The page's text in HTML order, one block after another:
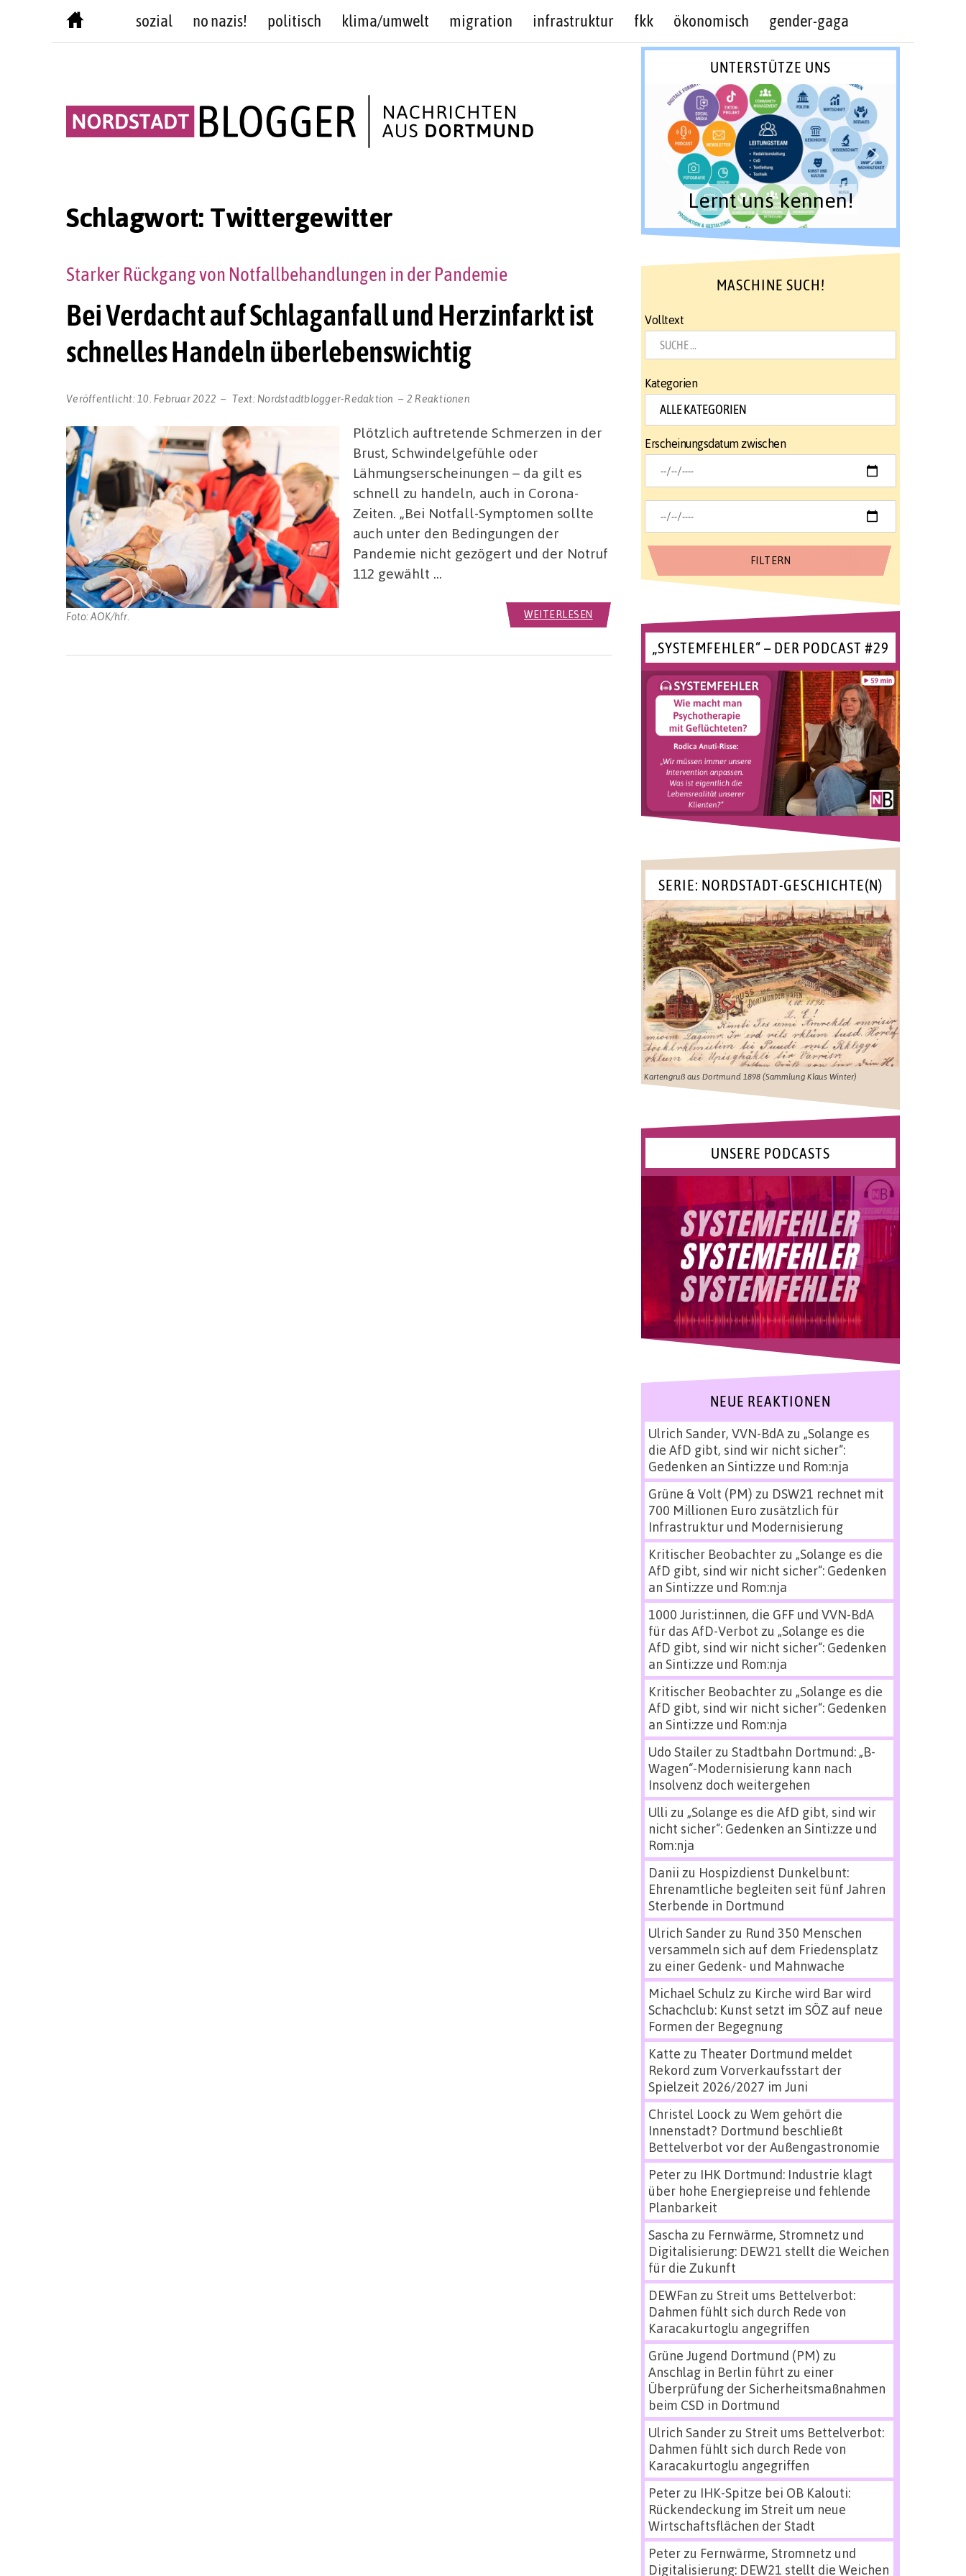
sozial no nazis! politisch klima/umwelt migration infrastruktur fkk ökonomisch gender-gaga
Schlagwort: Twittergewitter
Bei Verdacht auf Schlaganfall und Herzinfarkt ist
schnelles Handeln überlebenswichtig
Starker Rückgang von Notfallbehandlungen in der Pandemie
Veröffentlicht: 10. Februar 2022 Text: Nordstadtblogger-Redaktion 2 Reaktionen
Foto: AOK/hfr.
Plötzlich auftretende Schmerzen in der
Brust, Schwindelgefühle oder
Lähmungserscheinungen – da gilt es
schnell zu handeln, auch in Corona-
Zeiten. „Bei Notfall-Symptomen sollte
auch unter den Bedingungen der
Pandemie nicht gezögert und der Notruf
112 gewählt …
WEITERLESEN
UNTERSTÜTZE UNS
Lernt uns kennen!
MASCHINE SUCH!
Volltext
Kategorien
Erscheinungsdatum zwischen
„SYSTEMFEHLER“ – DER PODCAST #29
SERIE: NORDSTADT-GESCHICHTE(N)
Kartengruß aus Dortmund 1898 (Sammlung Klaus Winter)
UNSERE PODCASTS
NEUE REAKTIONEN
Ulrich Sander, VVN-BdAzu „Solange es
die AfD gibt, sind wir nicht sicher“:
Gedenken an Sinti:zze und Rom:nja
Grüne & Volt (PM) zu DSW21 rechnet mit
700 Millionen Euro zusätzlich für
Infrastruktur und Modernisierung
Kritischer Beobachterzu „Solange es die
AfD gibt, sind wir nicht sicher“: Gedenken
an Sinti:zze und Rom:nja
1000 Jurist:innen, die GFF und VVN-BdA
für das AfD-Verbot zu „Solange es die
AfD gibt, sind wir nicht sicher“: Gedenken
an Sinti:zze und Rom:nja
Kritischer Beobachterzu „Solange es die
AfD gibt, sind wir nicht sicher“: Gedenken
an Sinti:zze und Rom:nja
Udo Stailerzu Stadtbahn Dortmund: „B-
Wagen“-Modernisierung kann nach
Insolvenz doch weitergehen
Ulli zu „Solange es die AfD gibt, sind wir
nicht sicher“: Gedenken an Sinti:zze und
Rom:nja
Danii zu Hospizdienst Dunkelbunt:
Ehrenamtliche begleiten seit fünf Jahren
Sterbende in Dortmund
Ulrich Sanderzu Rund 350 Menschen
versammeln sich auf dem Friedensplatz
zu einer Gedenk- und Mahnwache
Michael Schulz zu Kirche wird Bar wird
Schachclub: Kunst setzt im SÖZ auf neue
Formen der Begegnung
Katte zu Theater Dortmund meldet
Rekord zum Vorverkaufsstart der
Spielzeit 2026/2027 im Juni
Christel Loock zu Wem gehört die
Innenstadt? Dortmund beschließt
Bettelverbot vor der Außengastronomie
Peterzu IHK Dortmund: Industrie klagt
über hohe Energiepreise und fehlende
Planbarkeit
Sascha zu Fernwärme, Stromnetz und
Digitalisierung: DEW21 stellt die Weichen
für die Zukunft
DEWFan zu Streit ums Bettelverbot:
Dahmen fühlt sich durch Rede von
Karacakurtoglu angegriffen
Grüne Jugend Dortmund (PM) zu
Anschlag in Berlin führt zu einer
Überprüfung der Sicherheitsmaßnahmen
beim CSD in Dortmund
Ulrich Sanderzu Streit ums Bettelverbot:
Dahmen fühlt sich durch Rede von
Karacakurtoglu angegriffen
Peterzu IHK-Spitze bei OB Kalouti:
Rückendeckung im Streit um neue
Wirtschaftsflächen der Stadt
Peterzu Fernwärme, Stromnetz und
Digitalisierung: DEW21 stellt die Weichen